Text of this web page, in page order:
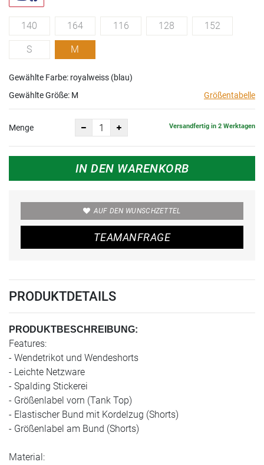
140 164 116 128 152
S M
Gewählte Farbe: royalweiss (blau)
Gewählte Größe: M Größentabelle
Menge Versandfertig in 2 Werktagen
IN DEN WARENKORB
AUF DEN WUNSCHZETTEL
TEAMANFRAGE
PRODUKTDETAILS
PRODUKTBESCHREIBUNG:
Features:
- Wendetrikot und Wendeshorts
- Leichte Netzware
- Spalding Stickerei
- Größenlabel vorn (Tank Top)
- Elastischer Bund mit Kordelzug (Shorts)
- Größenlabel am Bund (Shorts)
Material: